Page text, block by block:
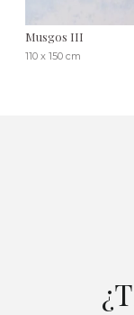
Musgos III
110 x 150 cm